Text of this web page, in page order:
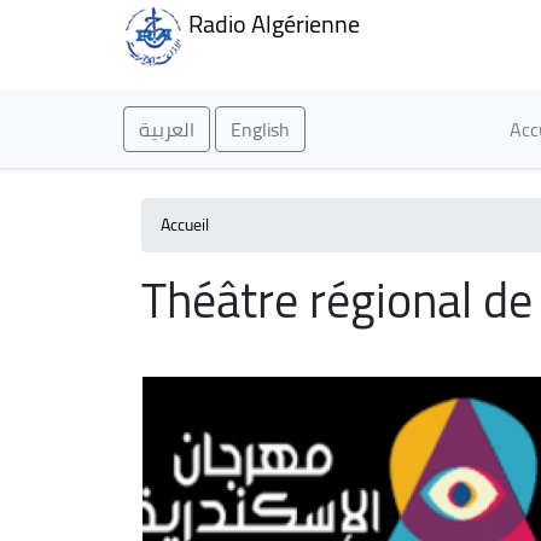
Radio Algérienne
العربية English
Accueil
Théâtre régional